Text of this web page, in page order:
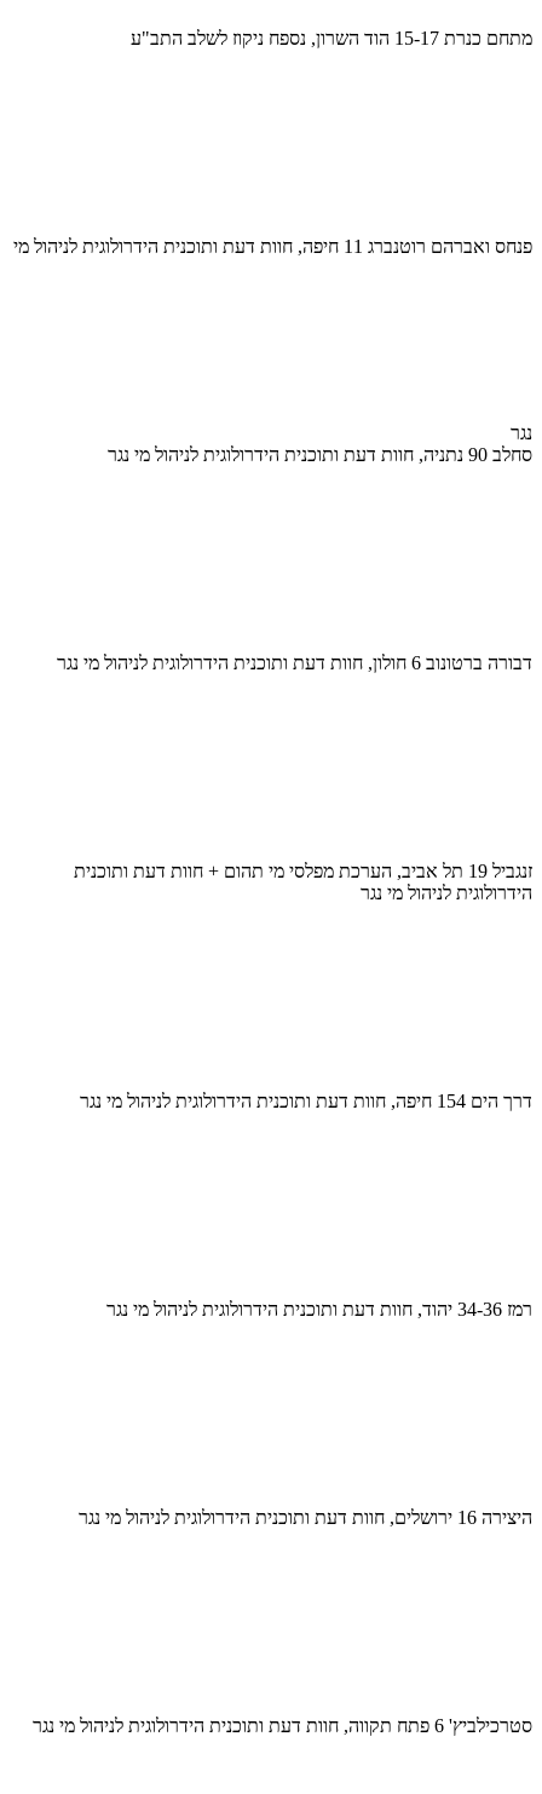
מתחם כנרת 15-17 הוד השרון, נספח ניקוז לשלב התב"ע
פנחס ואברהם רוטנברג 11 חיפה, חוות דעת ותוכנית הידרולוגית לניהול מי
נגר
סחלב 90 נתניה, חוות דעת ותוכנית הידרולוגית לניהול מי נגר
דבורה ברטונוב 6 חולון, חוות דעת ותוכנית הידרולוגית לניהול מי נגר
זנגביל 19 תל אביב, הערכת מפלסי מי תהום + חוות דעת ותוכנית
הידרולוגית לניהול מי נגר
דרך הים 154 חיפה, חוות דעת ותוכנית הידרולוגית לניהול מי נגר
רמז 34-36 יהוד, חוות דעת ותוכנית הידרולוגית לניהול מי נגר
היצירה 16 ירושלים, חוות דעת ותוכנית הידרולוגית לניהול מי נגר
סטרכילביץ' 6 פתח תקווה, חוות דעת ותוכנית הידרולוגית לניהול מי נגר